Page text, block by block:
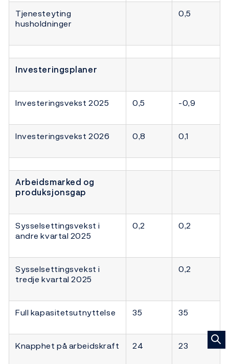
Tjenesteyting
husholdninger
0,5
Investeringsplaner
Investeringsvekst 2025 0,5 -0,9
Investeringsvekst 2026 0,8 0,1
Arbeidsmarked og
produksjonsgap
Sysselsettingsvekst i
andre kvartal 2025
0,2 0,2
Sysselsettingsvekst i
tredje kvartal 2025
0,2
Full kapasitetsutnyttelse 35 35
Knapphet på arbeidskraft 24 23